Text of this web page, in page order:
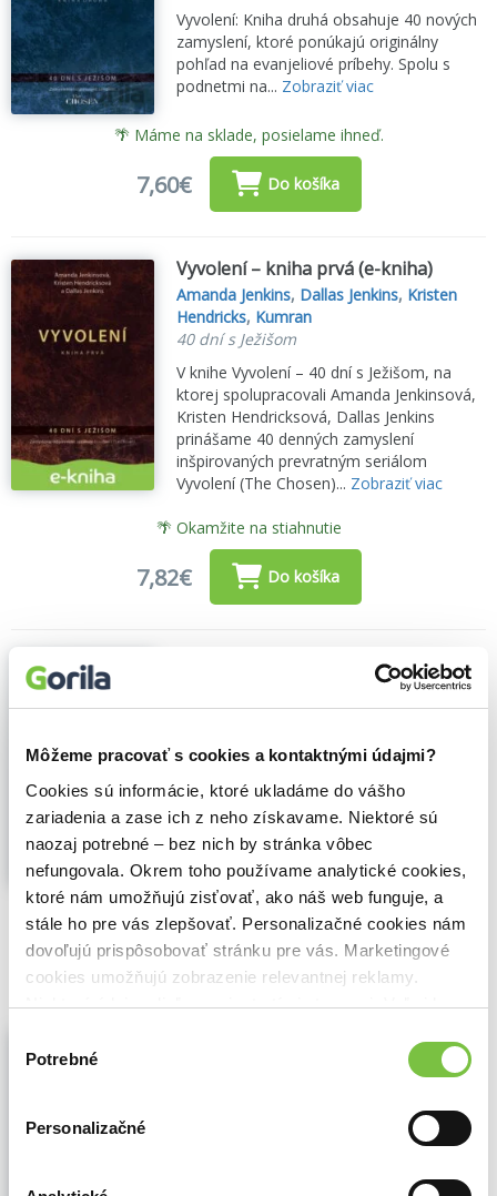
Môžeme pracovať s cookies a kontaktnými údajmi?
Cookies sú informácie, ktoré ukladáme do vášho
zariadenia a zase ich z neho získavame. Niektoré sú
naozaj potrebné – bez nich by stránka vôbec
nefungovala. Okrem toho používame analytické cookies,
ktoré nám umožňujú zisťovať, ako náš web funguje, a
stále ho pre vás zlepšovať. Personalizačné cookies nám
dovoľujú prispôsobovať stránku pre vás. Marketingové
cookies umožňujú zobrazenie relevantnej reklamy.
Niektoré údaje zdieľame aj s tretími stranami. Veľmi by
cookies.
súhlasu
Potrebné
Personalizačné
Vyvolení: Kniha druhá obsahuje 40 nových
zamyslení, ktoré ponúkajú originálny
pohľad na evanjeliové príbehy. Spolu s
podnetmi na... Zobraziť viac
🌴 Máme na sklade, posielame ihneď.
7,60€ Do košíka
Vyvolení – kniha prvá (e-kniha)
Amanda Jenkins, Dallas Jenkins, Kristen
Hendricks, Kumran
40 dní s Ježišom
V knihe Vyvolení – 40 dní s Ježišom, na
ktorej spolupracovali Amanda Jenkinsová,
Kristen Hendricksová, Dallas Jenkins
prinášame 40 denných zamyslení
inšpirovaných prevratným seriálom
Vyvolení (The Chosen)... Zobraziť viac
🌴 Okamžite na stiahnutie
7,82€ Do košíka
Vyvolení – kniha druhá (e-kniha)
Dallas Jenkins ,Kristen
Hendricks,Kumran(2024)
Vyvolení: Kniha druhá obsahuje 40 nových
zamyslení, ktoré ponúkajú originálny
pohľad na evanjeliové príbehy. Spolu s
🌴 Okamžite na stiahnutie
8,81€ Do košíka
Vyvolení – kniha druhá - prečítaná
Kristen
zamyslení, ktoré ponúkajú originálny